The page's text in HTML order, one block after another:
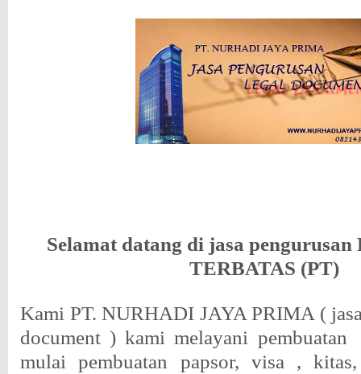
Selamat datang di jasa pengurusan
TERBATAS (PT)
Kami PT. NURHADI JAYA PRIMA (
document ) kami melayani pembuatan
mulai pembuatan papsor, visa ,